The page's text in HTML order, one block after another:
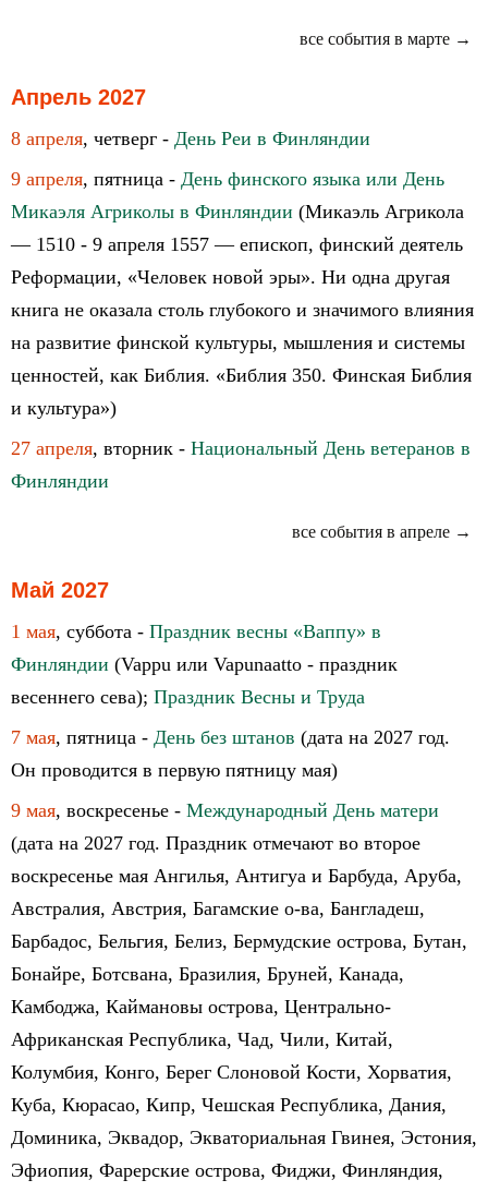
все события в марте →
Апрель 2027
8 апреля, четверг - День Реи в Финляндии
9 апреля, пятница - День финского языка или День
Микаэля Агриколы в Финляндии (Микаэль Агрикола
— 1510 - 9 апреля 1557 — епископ, финский деятель
Реформации, «Человек новой эры». Ни одна другая
книга не оказала столь глубокого и значимого влияния
на развитие финской культуры, мышления и системы
ценностей, как Библия. «Библия 350. Финская Библия
и культура»)
27 апреля, вторник - Национальный День ветеранов в
Финляндии
все события в апреле →
Май 2027
1 мая, суббота - Праздник весны «Ваппу» в
Финляндии (Vappu или Vapunaatto - праздник
весеннего сева); Праздник Весны и Труда
7 мая, пятница - День без штанов (дата на 2027 год.
Он проводится в первую пятницу мая)
9 мая, воскресенье - Международный День матери
(дата на 2027 год. Праздник отмечают во второе
воскресенье мая Ангилья, Антигуа и Барбуда, Аруба,
Австралия, Австрия, Багамские о-ва, Бангладеш,
Барбадос, Бельгия, Белиз, Бермудские острова, Бутан,
Бонайре, Ботсвана, Бразилия, Бруней, Канада,
Камбоджа, Каймановы острова, Центрально-
Африканская Республика, Чад, Чили, Китай,
Колумбия, Конго, Берег Слоновой Кости, Хорватия,
Куба, Кюрасао, Кипр, Чешская Республика, Дания,
Доминика, Эквадор, Экваториальная Гвинея, Эстония,
Эфиопия, Фарерские острова, Фиджи, Финляндия,